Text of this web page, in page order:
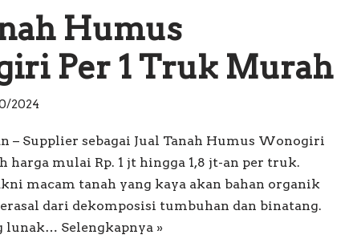
Humus
Per 1 Truk Murah
2024
– Supplier sebagai Jual Tanah Humus Wonogiri
harga mulai Rp. 1 jt hingga 1,8 jt-an per truk.
macam tanah yang kaya akan bahan organik
dari dekomposisi tumbuhan dan binatang.
lunak… Selengkapnya »